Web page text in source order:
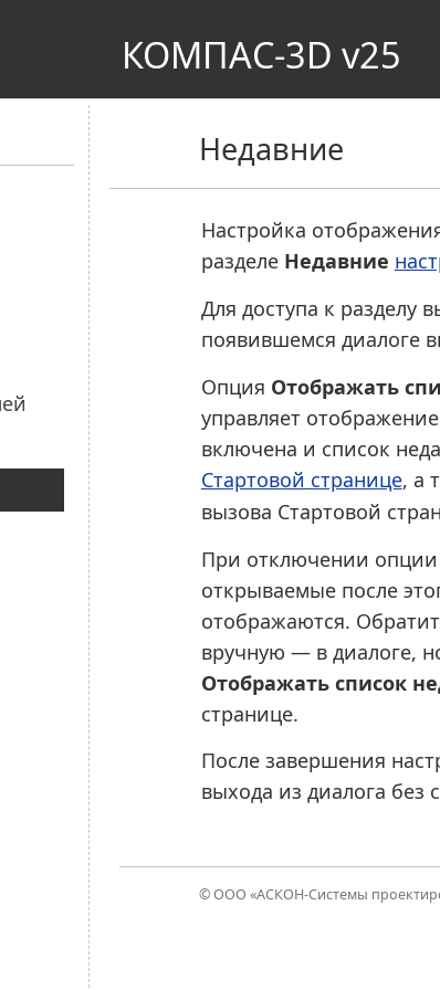
КОМПАС-3D v25
Недавние
Настройка
разделе Недавние
Для доступа к разделу
появившемся диалоге
Опция Отображать
управляет
включена и список
Стартовой странице, а
вызова Стартовой
При отключении опции
открываемые после
отображаются.
вручную — в диалоге,
Отображать список
странице.
После завершения
выхода из диалога
© ООО «АСКОН-Системы